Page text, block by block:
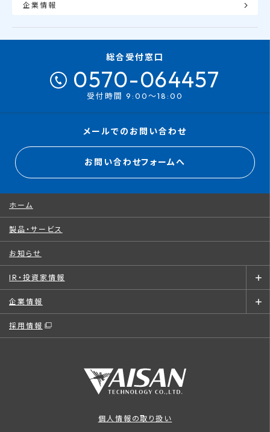
企業情報
総合受付窓口
0570-064457
受付時間 9:00～18:00
メールでのお問い合わせ
お問い合わせフォームへ
ホーム
製品・サービス
お知らせ
IR・投資家情報
企業情報
採用情報
個人情報の取り扱い